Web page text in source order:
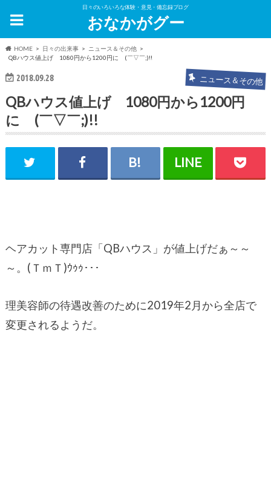
日々のいろいろな体験・意見・備忘録ブログ
おなかがグー
HOME 日々の出来事
ニュース＆その他
QBハウス値上げ 1080円から1200円に (￣▽￣;)!!
2018.09.28 ニュース＆その他
QBハウス値上げ 1080円から1200円
に (￣▽￣;)!!
ヘアカット専門店「QBハウス」が値上げだぁ～～
～。(ＴｍＴ)ｳｩｩ･･･
理美容師の待遇改善のために2019年2月から全店で
変更されるようだ。